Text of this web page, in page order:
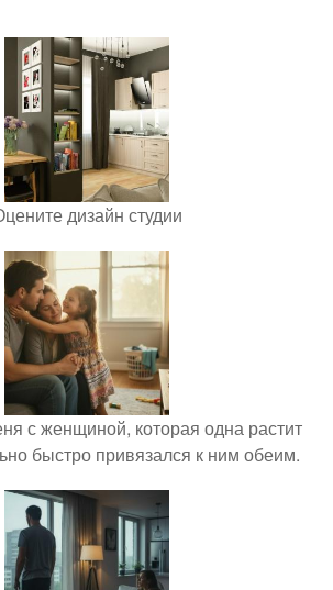
дизайн студии
с женщиной, которая одна растит
быстро привязался к ним обеим.